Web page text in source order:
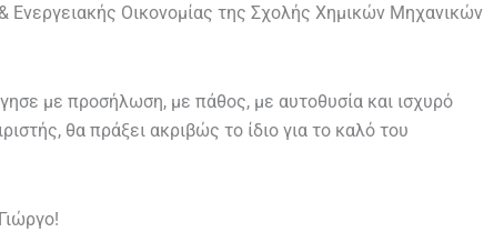
Οικονομίας της Σχολής Χημικών Μηχανικών
με προσήλωση, με πάθος, με αυτοθυσία και ισχυρό
θα πράξει ακριβώς το ίδιο για το καλό του